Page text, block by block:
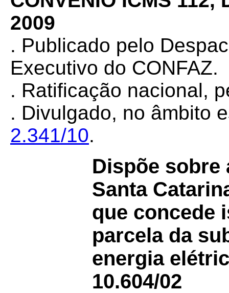
2009
. Publicado pelo
Executivo do CONFAZ.
. Ratificação nacional,
. Divulgado, no âmbito
2.341/10.
Dispõe sobre
Santa
que concede
parcela da
energia
10.604/02